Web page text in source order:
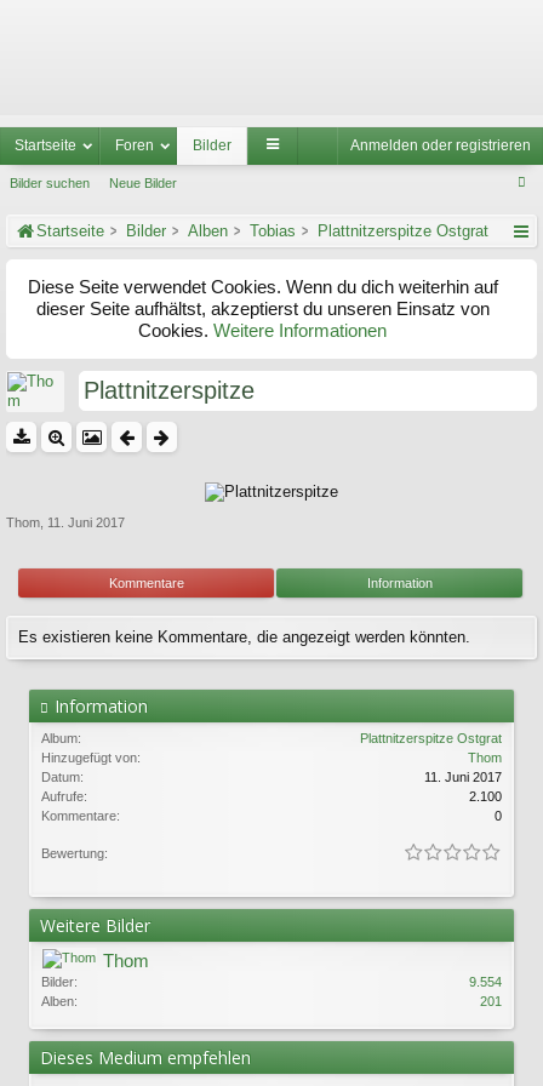
Startseite Foren Bilder
Bilder suchen Neue Bilder
Anmelden oder registrieren
Startseite Bilder Alben Tobias Plattnitzerspitze Ostgrat
Diese Seite verwendet Cookies. Wenn du dich weiterhin auf
dieser Seite aufhältst, akzeptierst du unseren Einsatz von
Cookies. Weitere Informationen
Plattnitzerspitze
Thom 11. Juni 2017
Kommentare Information
Es existieren keine Kommentare, die angezeigt werden könnten.
Information
Album:
Plattnitzerspitze Ostgrat
Hinzugefügt von:
Thom
Datum:
11. Juni 2017
Aufrufe:
2.100
Kommentare:
0
Bewertung:
Weitere Bilder
Thom
Bilder:
9.554
Alben:
201
Dieses Medium empfehlen